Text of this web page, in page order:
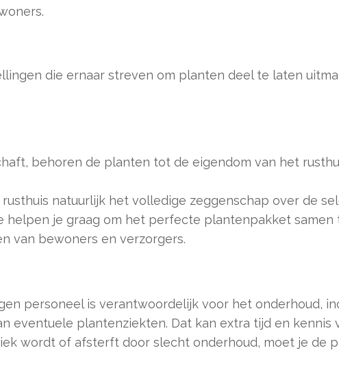
die ernaar streven om planten deel te laten
behoren de planten tot de eigendom van het
natuurlijk het volledige zeggenschap over de
helpen je graag om het perfecte plantenpakket samen
van bewoners en verzorgers.
personeel is verantwoordelijk voor het onderhoud,
eventuele plantenziekten. Dat kan extra tijd en kennis
wordt of afsterft door slecht onderhoud, moet je de